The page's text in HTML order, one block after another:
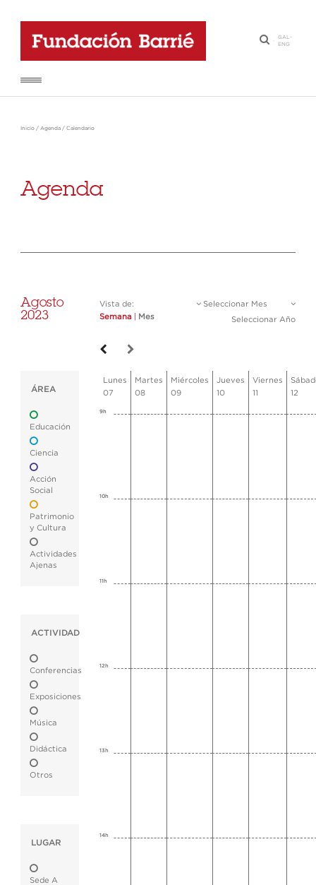
·
GAL-
ENG
Inicio / Agenda / Calendario
Agenda
Agosto
2023
Vista de:
Semana
Mes
Seleccionar Mes
Seleccionar Año
ÁREA
Educación
Ciencia
Acción
Social
Patrimonio
y Cultura
Actividades
Ajenas
ACTIVIDAD
Conferencias
Exposiciones
Música
Didáctica
Otros
LUGAR
Sede A
Lunes
07
Martes
08
Miércoles
09
Jueves
10
Viernes
11
12
9h
10h
11h
12h
13h
14h